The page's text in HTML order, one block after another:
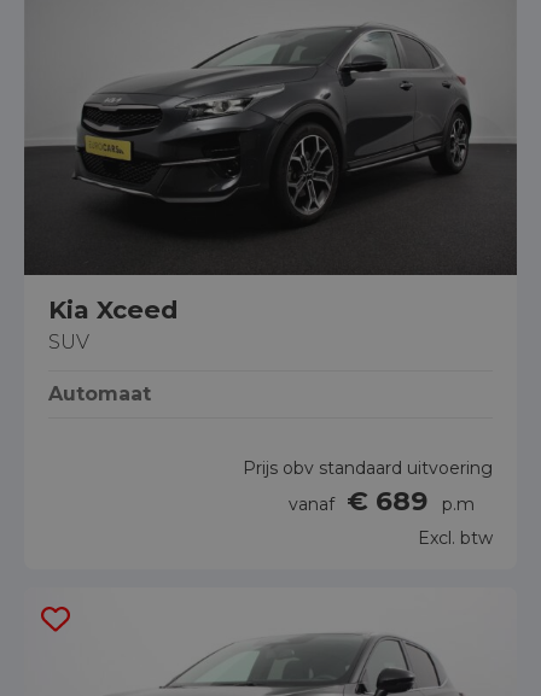
Kia Xceed
SUV
Automaat
Prijs obv standaard uitvoering
vanaf € 689
p.m
Excl. btw